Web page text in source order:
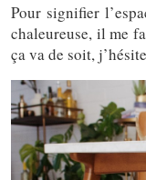
Pour signifier
chaleureuse, il me
ça va de soit,